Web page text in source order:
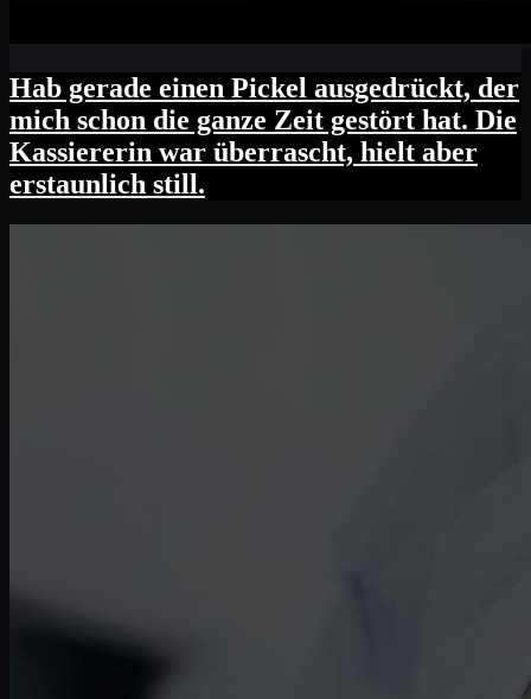
Hab gerade einen Pickel ausgedrückt, der
mich schon die ganze Zeit gestört hat. Die
Kassiererin war überrascht, hielt aber
erstaunlich still.